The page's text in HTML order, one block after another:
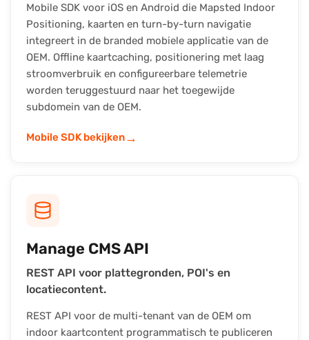
Mobile SDK voor iOS en Android die Mapsted Indoor
Positioning, kaarten en turn-by-turn navigatie
integreert in de branded mobiele applicatie van de
OEM. Offline kaartcaching, positionering met laag
stroomverbruik en configureerbare telemetrie
worden teruggestuurd naar het toegewijde
subdomein van de OEM.
Mobile SDK bekijken→
Manage CMS API
REST API voor plattegronden, POI's en
locatiecontent.
REST API voor de multi-tenant van de OEM om
indoor kaartcontent programmatisch te publiceren